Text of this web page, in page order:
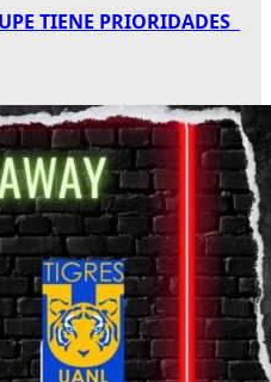
TIENE PRIORIDADES